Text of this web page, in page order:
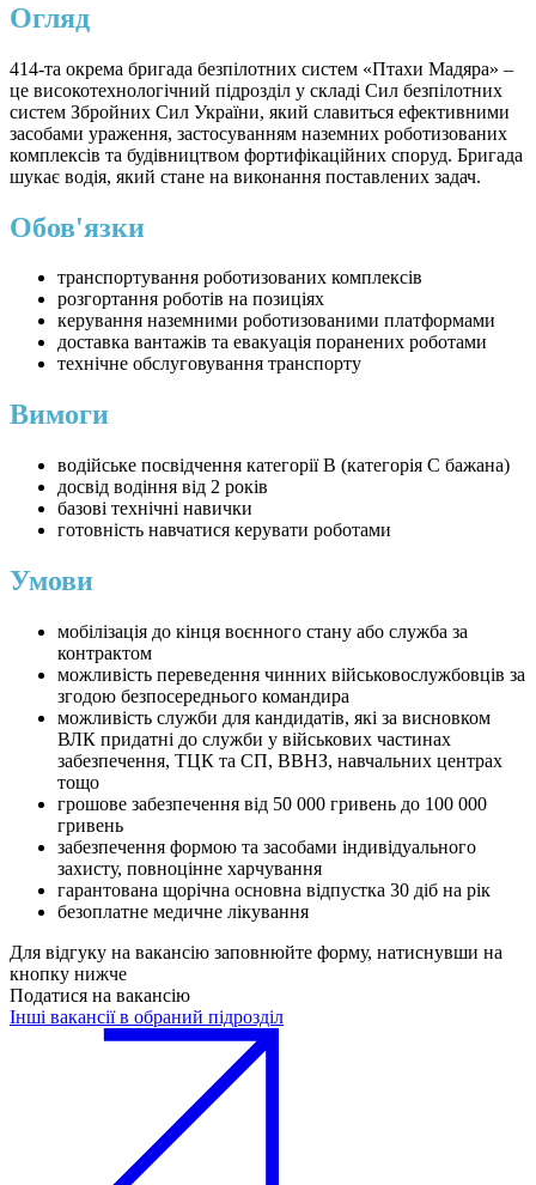
Огляд
414-та окрема бригада безпілотних систем «Птахи Мадяра» –
це високотехнологічний підрозділ у складі Сил безпілотних
систем Збройних Сил України, який славиться ефективними
засобами ураження, застосуванням наземних роботизованих
комплексів та будівництвом фортифікаційних споруд. Бригада
шукає водія, який стане на виконання поставлених задач.
Обов'язки
транспортування роботизованих комплексів
розгортання роботів на позиціях
керування наземними роботизованими платформами
доставка вантажів та евакуація поранених роботами
технічне обслуговування транспорту
Вимоги
водійське посвідчення категорії B (категорія C бажана)
досвід водіння від 2 років
базові технічні навички
готовність навчатися керувати роботами
Умови
мобілізація до кінця воєнного стану або служба за
контрактом
можливість переведення чинних військовослужбовців за
згодою безпосереднього командира
можливість служби для кандидатів, які за висновком
ВЛК придатні до служби у військових частинах
забезпечення, ТЦК та СП, ВВНЗ, навчальних центрах
тощо
грошове забезпечення від 50 000 гривень до 100 000
гривень
забезпечення формою та засобами індивідуального
захисту, повноцінне харчування
гарантована щорічна основна відпустка 30 діб на рік
безоплатне медичне лікування
Для відгуку на вакансію заповнюйте форму, натиснувши на
кнопку нижче
Податися на вакансію
Інші вакансії в обраний підрозділ